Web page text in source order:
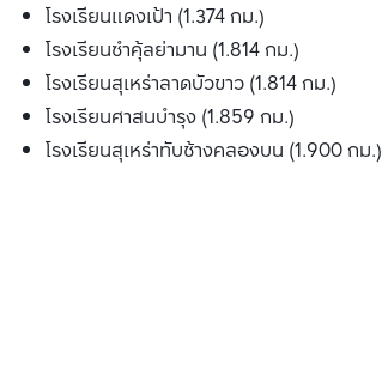
โรงเรียนแดงเป้า (1.374 กม.)
โรงเรียนซำคุ้ลย่ามาน (1.814 กม.)
โรงเรียนสุเหร่าลาดบัวขาว (1.814 กม.)
โรงเรียนศาสนบำรุง (1.859 กม.)
โรงเรียนสุเหร่าทับช้างคลองบน (1.900 กม.)